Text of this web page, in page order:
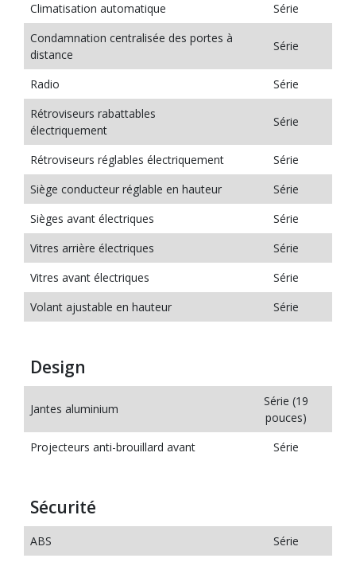
Climatisation automatique
Série
Condamnation centralisée des portes à
distance
Série
Radio
Série
Rétroviseurs rabattables
électriquement
Série
Rétroviseurs réglables électriquement
Série
Siège conducteur réglable en hauteur
Série
Sièges avant électriques
Série
Vitres arrière électriques
Série
Vitres avant électriques
Série
Volant ajustable en hauteur
Série
Design
Jantes aluminium
Série (19
pouces)
Projecteurs anti-brouillard avant
Série
Sécurité
ABS
Série